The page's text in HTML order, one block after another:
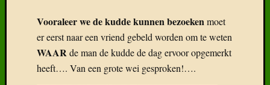
Vooraleer we de kudde kunnen bezoekenmoet
er eerst naar een vriend gebeld worden om te weten
WAARde man de kudde de dag ervoor opgemerkt
heeft…. Van een grote wei gesproken!….